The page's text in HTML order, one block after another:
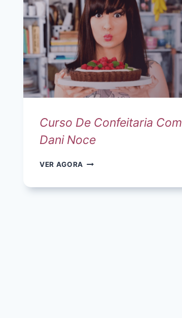
Curso De Confeitaria Com
Dani Noce
VER AGORA CURSO